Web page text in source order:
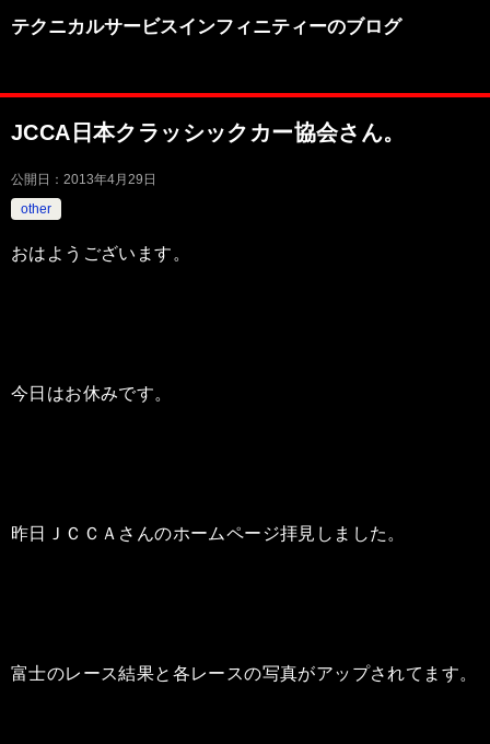
テクニカルサービスインフィニティーのブログ
JCCA日本クラッシックカー協会さん。
公開日： 2013年4月29日
other
おはようございます。
今日はお休みです。
昨日ＪＣＣＡさんのホームページ拝見しました。
富士のレース結果と各レースの写真がアップされてます。